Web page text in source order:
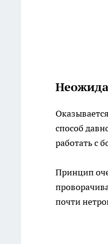
способ
работать с
Принцип
почти